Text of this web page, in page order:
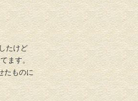
たけど
ます。
たものに